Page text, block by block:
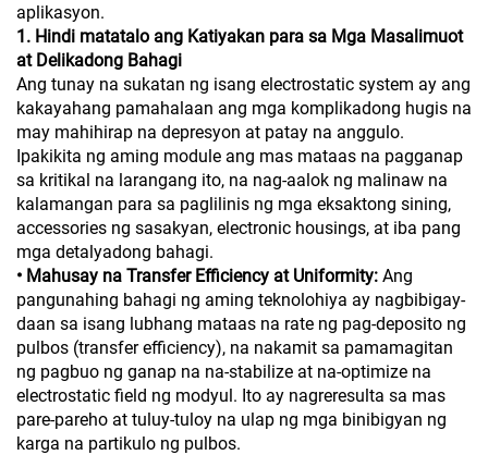
aplikasyon.
1. Hindi matatalo ang Katiyakan para sa Mga Masalimuot
at Delikadong Bahagi
Ang tunay na sukatan ng isang electrostatic system ay ang
kakayahang pamahalaan ang mga komplikadong hugis na
may mahihirap na depresyon at patay na anggulo.
Ipakikita ng aming module ang mas mataas na pagganap
sa kritikal na larangang ito, na nag-aalok ng malinaw na
kalamangan para sa paglilinis ng mga eksaktong sining,
accessories ng sasakyan, electronic housings, at iba pang
mga detalyadong bahagi.
• Mahusay na Transfer Efficiency at Uniformity: Ang
pangunahing bahagi ng aming teknolohiya ay nagbibigay-
daan sa isang lubhang mataas na rate ng pag-deposito ng
pulbos (transfer efficiency), na nakamit sa pamamagitan
ng pagbuo ng ganap na na-stabilize at na-optimize na
electrostatic field ng modyul. Ito ay nagreresulta sa mas
pare-pareho at tuluy-tuloy na ulap ng mga binibigyan ng
karga na partikulo ng pulbos.